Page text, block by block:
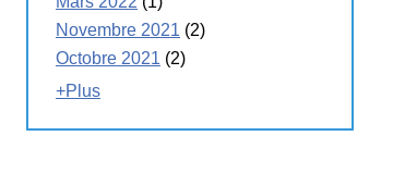
Novembre 2021 (2)
Octobre 2021 (2)
+Plus